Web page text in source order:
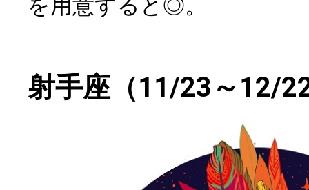
射手座（11/23～12/